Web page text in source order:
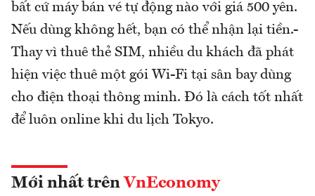
bất cứ máy bán vé tự động nào với giá 500 yên.
Nếu dùng không hết, bạn có thể nhận lại tiền.-
Thay vì thuê thẻ SIM, nhiều du khách đã phát
hiện việc thuê một gói Wi-Fi tại sân bay dùng
cho điện thoại thông minh. Đó là cách tốt nhất
để luôn online khi du lịch Tokyo.
Mới nhất trên VnEconomy